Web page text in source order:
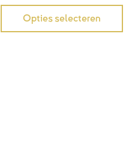
Opties selecteren